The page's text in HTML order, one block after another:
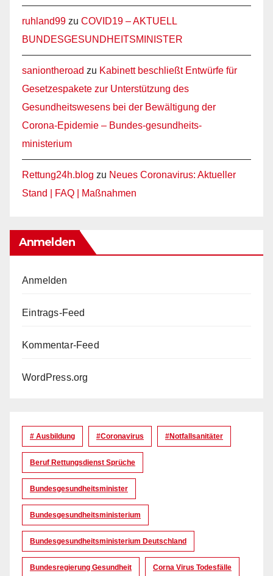
ruhland99 zu COVID19 – AKTUELL
BUNDESGESUNDHEITSMINISTER
saniontheroad zu Kabinett beschließt Entwürfe für
Gesetzespakete zur Unterstützung des
Gesundheitswesens bei der Bewältigung der
Corona-Epidemie – Bundes-gesundheits-
ministerium
Rettung24h.blog zu Neues Coronavirus: Aktueller
Stand | FAQ | Maßnahmen
Anmelden
Anmelden
Eintrags-Feed
Kommentar-Feed
WordPress.org
# Ausbildung #coronavirus #Notfallsanitäter
Beruf Rettungsdienst Sprüche
Bundesgesundheitsminister
Bundesgesundheitsministerium
Bundesgesundheitsministerium Deutschland
Bundesregierung Gesundheit Corna Virus Todesfälle